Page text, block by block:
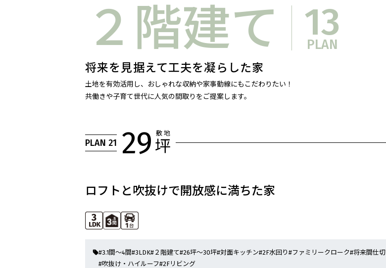
２階建て 13
PLAN
将来を見据えて工夫を凝らした家
土地を有効活用し、おしゃれな収納や家事動線にもこだわりたい！
共働きや子育て世代に人気の間取りをご提案します。
PLAN 21 29 敷 地
坪
ロフトと吹抜けで開放感に満ちた家
#3.1間～4間#3LDK#２階建て#26坪～30坪#対面キッチン#2F水回り #ファミリークローク#将来間仕
#吹抜け・ハイルーフ#2Fリビング